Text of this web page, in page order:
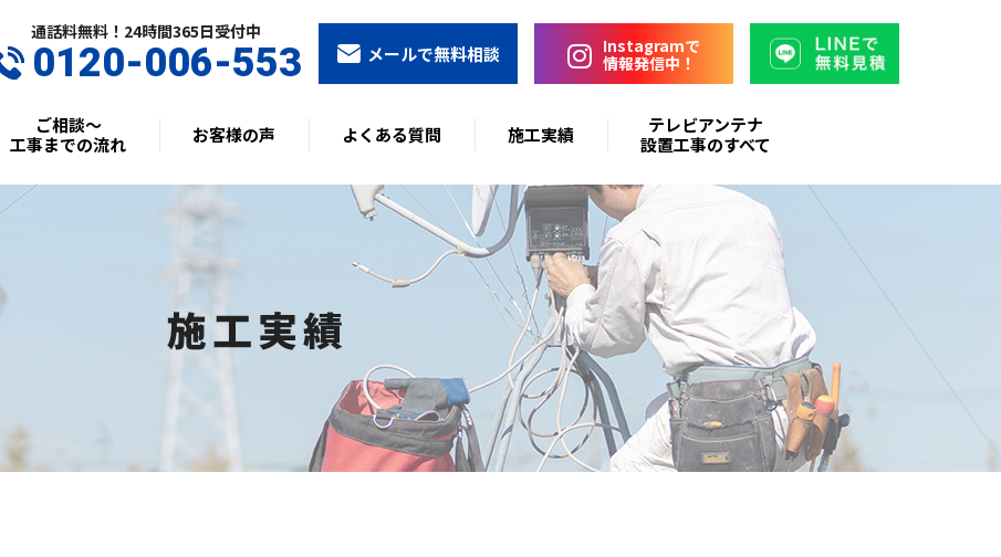
通話料無料！24時間365⽇受付中
0120-006-553 メールで無料相談
Instagramで
情報発信中！
ご相談〜
工事までの流れ
お客様の声 よくある質問 施工実績
テレビアンテナ
設置工事のすべて
施工実績